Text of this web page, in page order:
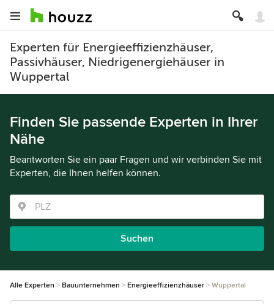
Experten für Energieeffizienzhäuser,
Passivhäuser, Niedrigenergiehäuser in
Wuppertal
Finden Sie passende Experten in Ihrer
Nähe
Beantworten Sie ein paar Fragen und wir verbinden Sie mit
Experten, die Ihnen helfen können.
Suchen
Alle Experten Bauunternehmen Energieeffizienzhäuser Wuppertal